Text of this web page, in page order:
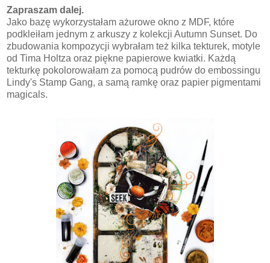
Zapraszam dalej.
Jako bazę wykorzystałam ażurowe okno z MDF, które
podkleiłam jednym z arkuszy z kolekcji Autumn Sunset. Do
zbudowania kompozycji wybrałam też kilka tekturek, motyle
od Tima Holtza oraz piękne papierowe kwiatki. Każdą
tekturkę pokolorowałam za pomocą pudrów do embossingu
Lindy's Stamp Gang, a samą ramkę oraz papier pigmentami
magicals.